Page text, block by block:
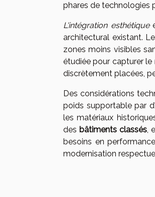
phares de technologies
L'intégration esthétique
architectural existant.
zones moins visibles
étudiée pour capturer le
discrètement placées,
Des considérations
poids supportable par
les matériaux
des bâtiments classés,
besoins en
modernisation